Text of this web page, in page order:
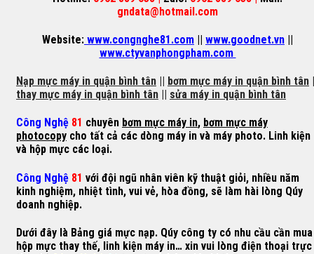
gndata@hotmail.com
Website: www.congnghe81.com || www.goodnet.vn ||
www.ctyvanphongpham.com
Nạp mực máy in quận bình tân bơm mực máy in quận bình tân
thay mực máy in quận bình tân
sửa máy in quận bình tân
Công Nghệ 81 chuyên bơm mực máy in, bơm mực máy
photocopy cho tất cả các dòng máy in và máy photo. Linh kiện
và hộp mực các loại.
Công Nghệ 81 với đội ngũ nhân viên kỹ thuật giỏi, nhiều năm
kinh nghiệm, nhiệt tình, vui vẻ, hòa đồng, sẽ làm hài lòng Qúy
doanh nghiệp.
Dưới đây là Bảng giá mực nạp. Qúy công ty có nhu cầu cần mua
hộp mực thay thế, linh kiện máy in… xin vui lòng điện thoại trực